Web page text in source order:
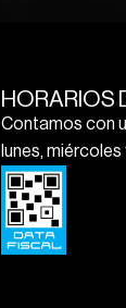
HORARIOS
Contamos con
lunes, miércoles